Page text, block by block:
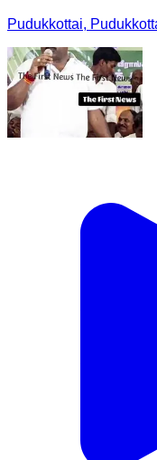
Pudukkottai,